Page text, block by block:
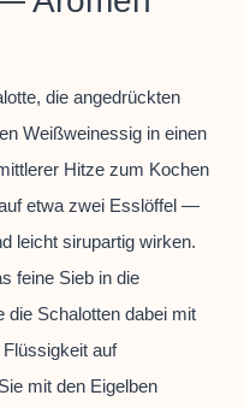
die angedrückten
Weißweinessig in einen
Hitze zum Kochen
etwa zwei Esslöffel —
leicht sirupartig wirken.
feine Sieb in die
die Schalotten dabei mit
auf
mit den Eigelben